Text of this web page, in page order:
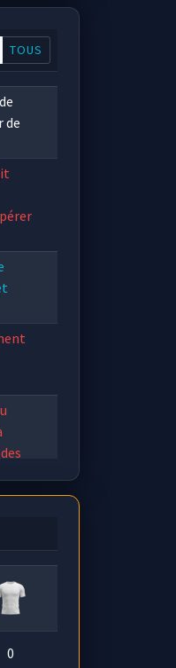
TOUS
de
0